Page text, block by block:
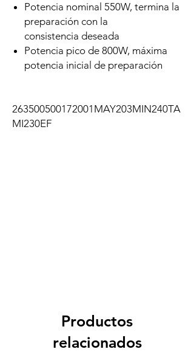
Potencia nominal 550W, termina la
preparación con la
consistencia deseada
Potencia pico de 800W, máxima
potencia inicial de preparación
263500500172001MAY203MIN240TA
MI230EF
Productos
relacionados